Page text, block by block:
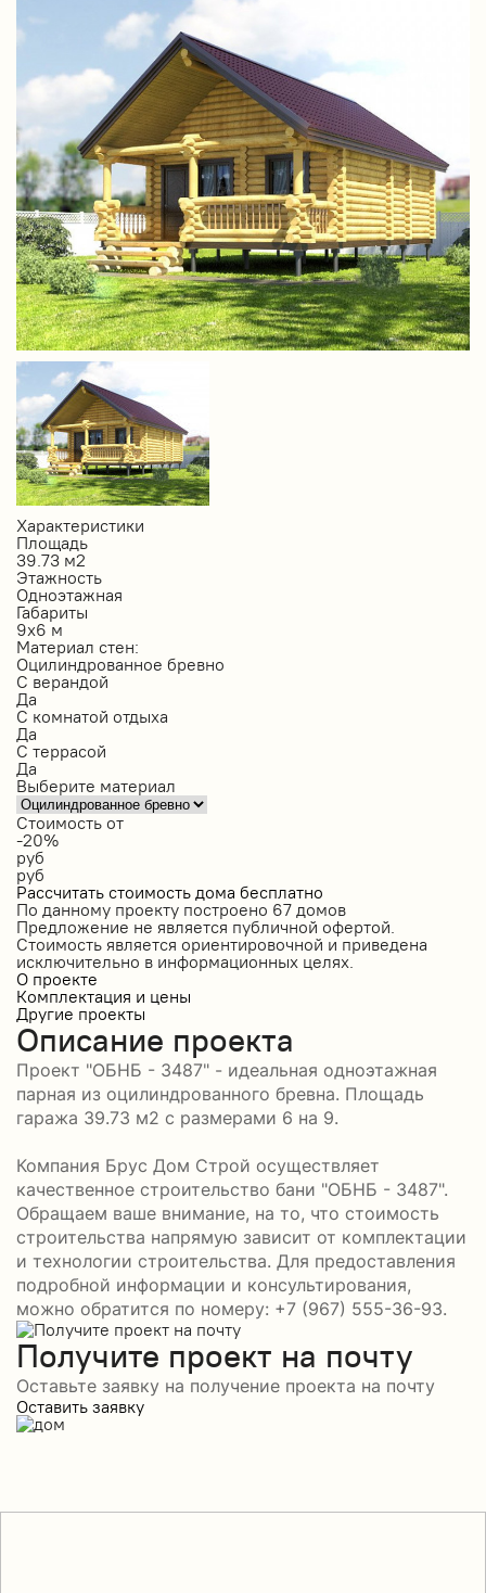
Характеристики
Площадь
39.73 м2
Этажность
Одноэтажная
Габариты
9х6 м
Материал стен:
Оцилиндрованное бревно
С верандой
Да
С комнатой отдыха
Да
С террасой
Да
Выберите материал
Стоимость от
-20%
руб
руб
Рассчитать стоимость дома бесплатно
По данному проекту построено 67 домов
Предложение не является публичной офертой.
Стоимость является ориентировочной и приведена
исключительно в информационных целях.
О проекте
Комплектация и цены
Другие проекты
Описание проекта
Проект "ОБНБ - 3487" - идеальная одноэтажная
парная из оцилиндрованного бревна. Площадь
гаража 39.73 м2 с размерами 6 на 9.
Компания Брус Дом Строй осуществляет
качественное строительство бани "ОБНБ - 3487".
Обращаем ваше внимание, на то, что стоимость
строительства напрямую зависит от комплектации
и технологии строительства. Для предоставления
подробной информации и консультирования,
можно обратится по номеру: +7 (967) 555-36-93.
Получите проект на почту
Оставьте заявку на получение проекта на почту
Оставить заявку